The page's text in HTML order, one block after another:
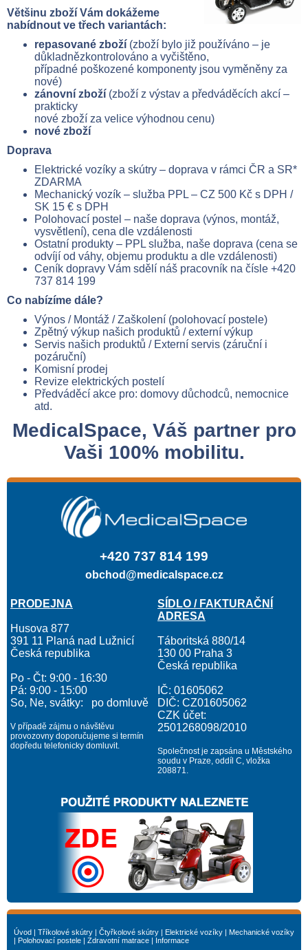
Většinu zboží Vám dokážeme
nabídnout ve třech variantách:
repasované zboží (zboží bylo již používáno – je
důkladnězkontrolováno a vyčištěno,
případné poškozené komponenty jsou vyměněny za
nové)
zánovní zboží (zboží z výstav a předváděcích akcí –
prakticky
nové zboží za velice výhodnou cenu)
nové zboží
Doprava
Elektrické vozíky a skútry – doprava v rámci ČR a SR*
ZDARMA
Mechanický vozík – služba PPL – CZ 500 Kč s DPH /
SK 15 € s DPH
Polohovací postel – naše doprava (výnos, montáž,
vysvětlení), cena dle vzdálenosti
Ostatní produkty – PPL služba, naše doprava (cena se
odvíjí od váhy, objemu produktu a dle vzdálenosti)
Ceník dopravy Vám sdělí náš pracovník na čísle +420
737 814 199
Co nabízíme dále?
Výnos / Montáž / Zaškolení (polohovací postele)
Zpětný výkup našich produktů / externí výkup
Servis našich produktů / Externí servis (záruční i
pozáruční)
Komisní prodej
Revize elektrických postelí
Předváděcí akce pro: domovy důchodců, nemocnice
atd.
MedicalSpace, Váš partner pro
Vaši 100% mobilitu.
+420 737 814 199
obchod@medicalspace.cz
PRODEJNA
Husova 877
391 11 Planá nad Lužnicí
Česká republika
Po - Čt: 9:00 - 16:30
Pá: 9:00 - 15:00
So, Ne, svátky: po domluvě
V případě zájmu o návštěvu
provozovny doporučujeme si termín
dopředu telefonicky domluvit.
SÍDLO / FAKTURAČNÍ
ADRESA
Táboritská 880/14
130 00 Praha 3
Česká republika
IČ: 01605062
DIČ: CZ01605062
CZK účet:
2501268098/2010
Společnost je zapsána u Městského
soudu v Praze, oddíl C, vložka
208871.
Úvod Tříkolové skútry Čtyřkolové skútry Elektrické vozíky
Mechanické vozíky
Polohovací postele Zdravotní matrace Informace